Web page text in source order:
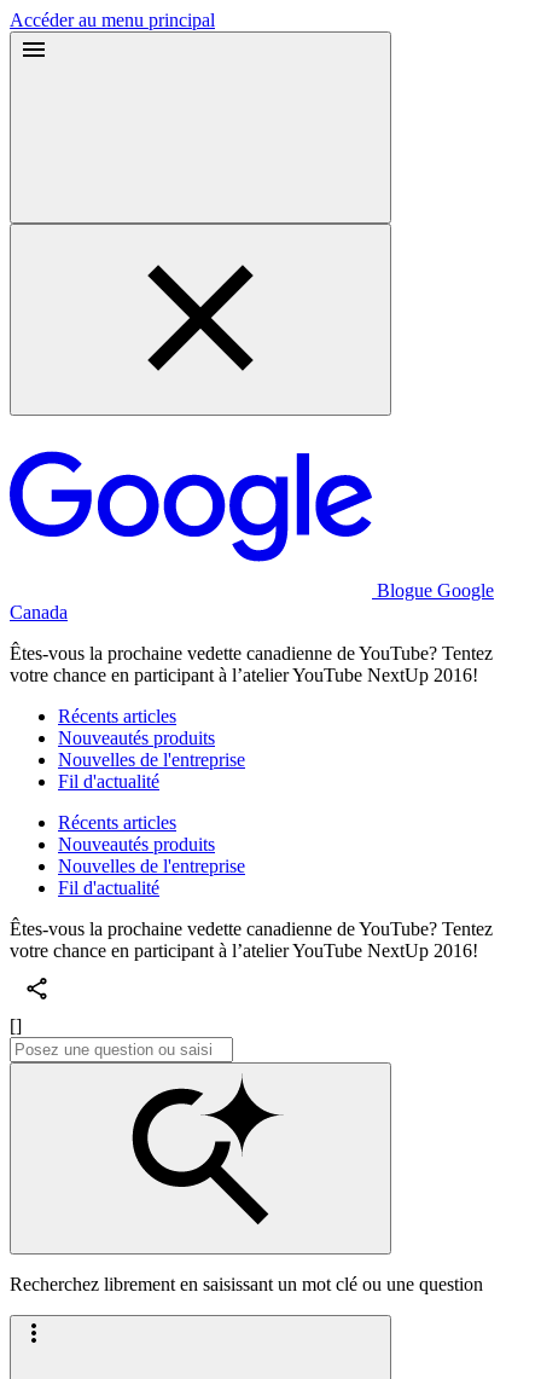
Accéder au menu principal
Blogue Google
Canada
Êtes-vous la prochaine vedette canadienne de YouTube? Tentez
votre chance en participant à l’atelier YouTube NextUp 2016!
Récents articles
Nouveautés produits
Nouvelles de l'entreprise
Fil d'actualité
Récents articles
Nouveautés produits
Nouvelles de l'entreprise
Fil d'actualité
Êtes-vous la prochaine vedette canadienne de YouTube? Tentez
votre chance en participant à l’atelier YouTube NextUp 2016!
[]
Recherchez librement en saisissant un mot clé ou une question